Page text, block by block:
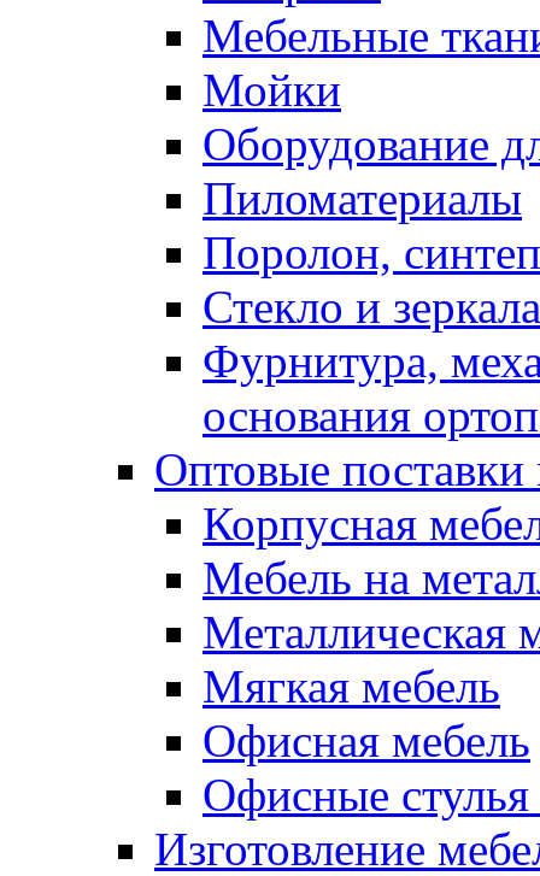
Мебельные
Мойки
Оборудование
Пиломатериалы
Поролон,
Стекло и зеркала
Фурнитура,
основания
Оптовые поставки
Корпусная
Мебель на
Металлическая
Мягкая мебель
Офисная мебель
Офисные стулья
Изготовление